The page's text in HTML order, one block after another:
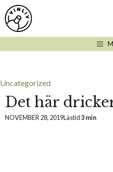
Hoppa
till
innehåll
Uncategorized
Det här
NOVEMBER 28, 2019Lästid3 min